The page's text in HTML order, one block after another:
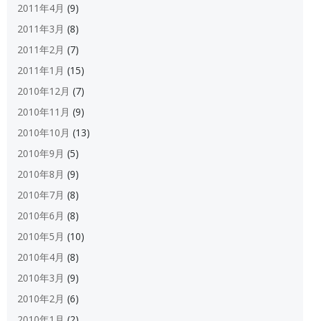
2011年4月 (9)
2011年3月 (8)
2011年2月 (7)
2011年1月 (15)
2010年12月 (7)
2010年11月 (9)
2010年10月 (13)
2010年9月 (5)
2010年8月 (9)
2010年7月 (8)
2010年6月 (8)
2010年5月 (10)
2010年4月 (8)
2010年3月 (9)
2010年2月 (6)